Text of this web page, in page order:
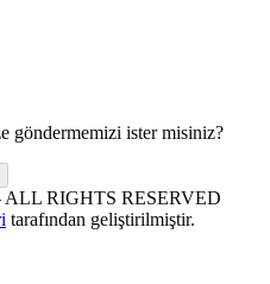
göndermemizi ister misiniz?
RIGHTS RESERVED
tarafından geliştirilmiştir.